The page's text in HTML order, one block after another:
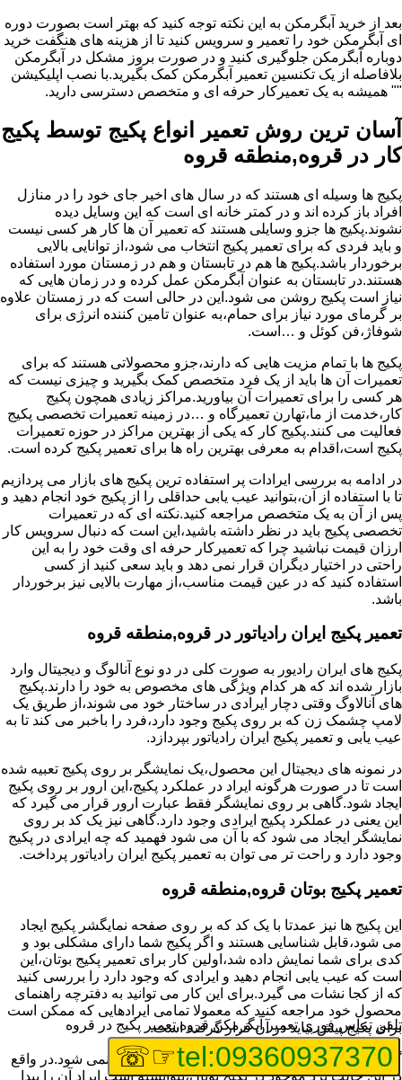
بعد از خرید آبگرمکن به این نکته توجه کنید که بهتر است بصورت دوره
ای آبگرمکن خود را تعمیر و سرویس کنید تا از هزینه های هنگفت خرید
دوباره آبگرمکن جلوگیری کنید و در صورت بروز مشکل در آبگرمکن
بلافاصله از یک تکنسین تعمیر آبگرمکن کمک بگیرید.با نصب اپلیکیشن
"" همیشه به یک تعمیرکار حرفه ای و متخصص دسترسی دارید.
آسان ترین روش تعمیر انواع پکیج توسط پکیج
کار در قروه,منطقه قروه
پکیج ها وسیله ای هستند که در سال های اخیر جای خود را در منازل
افراد باز کرده اند و در کمتر خانه ای است که این وسایل دیده
نشوند.پکیج ها جزو وسایلی هستند که تعمیر آن ها کار هر کسی نیست
و باید فردی که برای تعمیر پکیج انتخاب می شود،از توانایی بالایی
برخوردار باشد.پکیج ها هم در تابستان و هم در زمستان مورد استفاده
هستند.در تابستان به عنوان آبگرمکن عمل کرده و در زمان هایی که
نیاز است پکیج روشن می شود.این در حالی است که در زمستان علاوه
بر گرمای مورد نیاز برای حمام،به عنوان تامین کننده انرژی برای
شوفاژ،فن کوئل و …است.
پکیج ها با تمام مزیت هایی که دارند،جزو محصولاتی هستند که برای
تعمیرات آن ها باید از یک فرد متخصص کمک بگیرید و چیزی نیست که
هر کسی را برای تعمیرات آن بیاورید.مراکز زیادی همچون پکیج
کار،خدمت از ما،تهارن تعمیرگاه و …در زمینه تعمیرات تخصصی پکیج
فعالیت می کنند.پکیج کار که یکی از بهترین مراکز در حوزه تعمیرات
پکیج است،اقدام به معرفی بهترین راه ها برای تعمیر پکیج کرده است.
در ادامه به بررسی ایرادات پر استفاده ترین پکیج های بازار می پردازیم
تا با استفاده از آن،بتوانید عیب یابی حداقلی را از پکیج خود انجام دهید و
پس از آن به یک متخصص مراجعه کنید.نکته ای که در تعمیرات
تخصصی پکیج باید در نظر داشته باشید،این است که دنبال سرویس کار
ارزان قیمت نباشید چرا که تعمیرکار حرفه ای وقت خود را به این
راحتی در اختیار دیگران قرار نمی دهد و باید سعی کنید از کسی
استفاده کنید که در عین قیمت مناسب،از مهارت بالایی نیز برخوردار
باشد.
تعمیر پکیج ایران رادیاتور در قروه,منطقه قروه
پکیج های ایران رادیور به صورت کلی در دو نوع آنالوگ و دیجیتال وارد
بازار شده اند که هر کدام ویژگی های مخصوص به خود را دارند.پکیج
های آنالاوگ وقتی دچار ایرادی در ساختار خود می شوند،از طریق یک
لامپ چشمک زن که بر روی پکیج وجود دارد،فرد را باخبر می کند تا به
عیب یابی و تعمیر پکیج ایران رادیاتور بپردازد.
در نمونه های دیجیتال این محصول،یک نمایشگر بر روی پکیج تعبیه شده
است تا در صورت هرگونه ایراد در عملکرد پکیج،این ارور بر روی پکیج
ایجاد شود.گاهی بر روی نمایشگر فقط عبارت ارور قرار می گیرد که
این یعنی در عملکرد پکیج ایرادی وجود دارد.گاهی نیز یک کد بر روی
نمایشگر ایجاد می شود که با آن می شود فهمید که چه ایرادی در پکیج
وجود دارد و راحت تر می توان به تعمیر پکیج ایران رادیاتور پرداخت.
تعمیر پکیج بوتان قروه,منطقه قروه
این پکیج ها نیز عمدتا با یک کد که بر روی صفحه نمایگشر پکیج ایجاد
می شود،قابل شناسایی هستند و اگر پکیج شما دارای مشکلی بود و
کدی برای شما نمایش داده شد،اولین کار برای تعمیر پکیج بوتان،این
است که عیب یابی انجام دهید و ایرادی که وجود دارد را بررسی کنید
که از کجا نشات می گیرد.برای این کار می توانید به دفترچه راهنمای
محصول خود مراجعه کنید که معمولا تمامی ایرادهایی که ممکن است
برای پکیج پیش بیاید در آن قرار گرفته است.
گاهی نیز هنگام خرابی پکیج،هیچ اروری نمایش داده نمی شود.در واقع
در این حالت برد موجود در پکیج بوتان،نتوانسته است ایراد آن را پیدا
تلفن تماس فوریتعمیر آبگرمکن قروه,تعمیر پکیج در قروه
tel:09360937370
☞☏